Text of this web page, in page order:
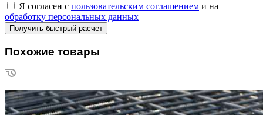
Я согласен с пользовательским соглашением и на
обработку персональных данных
Похожие товары